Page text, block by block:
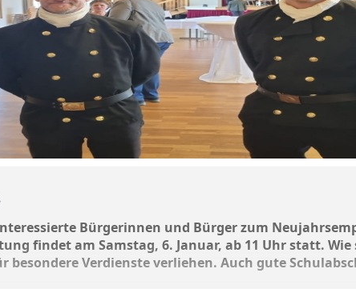
Bürgerinnen und Bürger zum
findet am Samstag, 6. Januar, ab 11 Uhr statt.
besondere Verdienste verliehen. Auch gute